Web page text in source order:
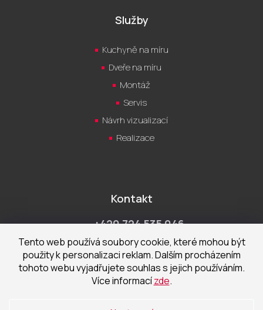
Tento web používá soubory cookie, které mohou být
použity k personalizaci reklam. Dalším procházením
tohoto webu vyjadřujete souhlas s jejich používáním.
Více informacízde.
Služby
Kuchyně na míru
Dveře na míru
Montáž
Servis
Návrh vizualizací
Realizace
Kontakt
+420 724 535 046
Po-Pá 9:00 - 18:00 hod
obchod@cecetka.cz